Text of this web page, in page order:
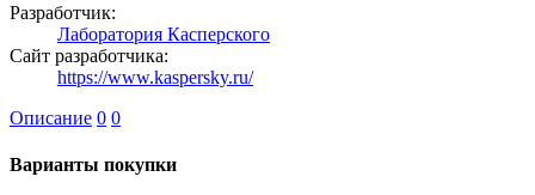
Разработчик:
Лаборатория Касперского
Сайт разработчика:
https://www.kaspersky.ru/
Описание 0 0
Варианты покупки